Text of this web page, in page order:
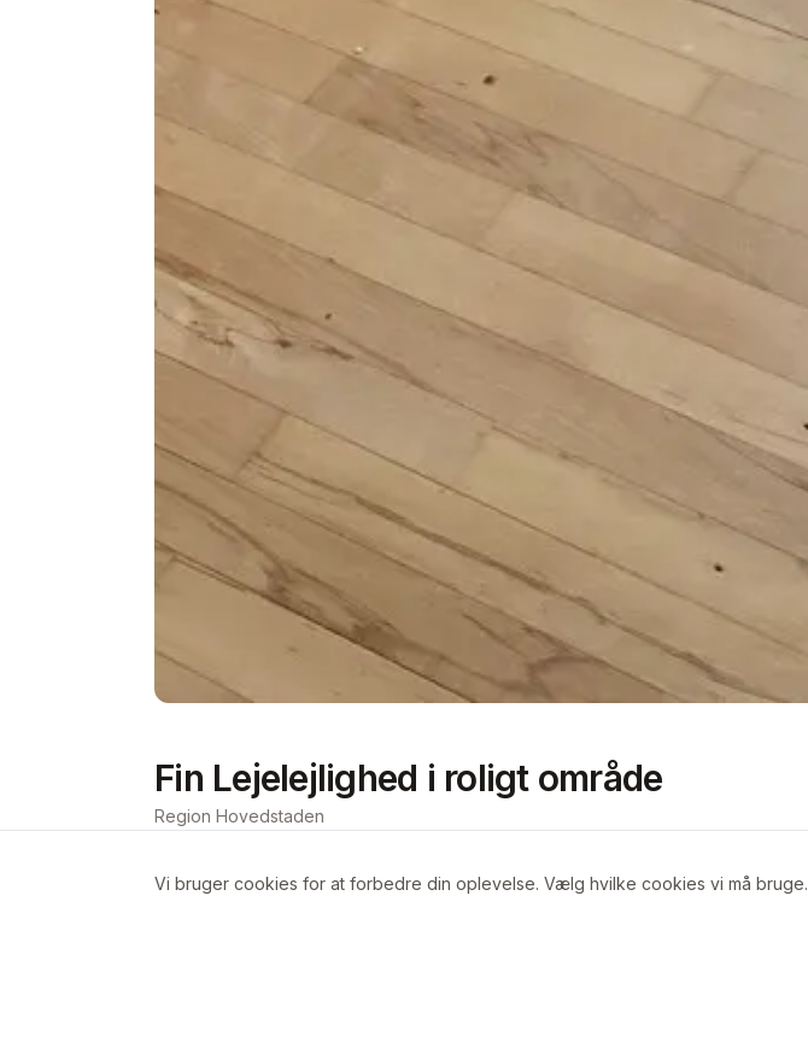
Fin Lejelejlighed i roligt område
Region Hovedstaden
Vi bruger cookies for at forbedre din oplevelse. Vælg hvilke cookies vi må bruge.